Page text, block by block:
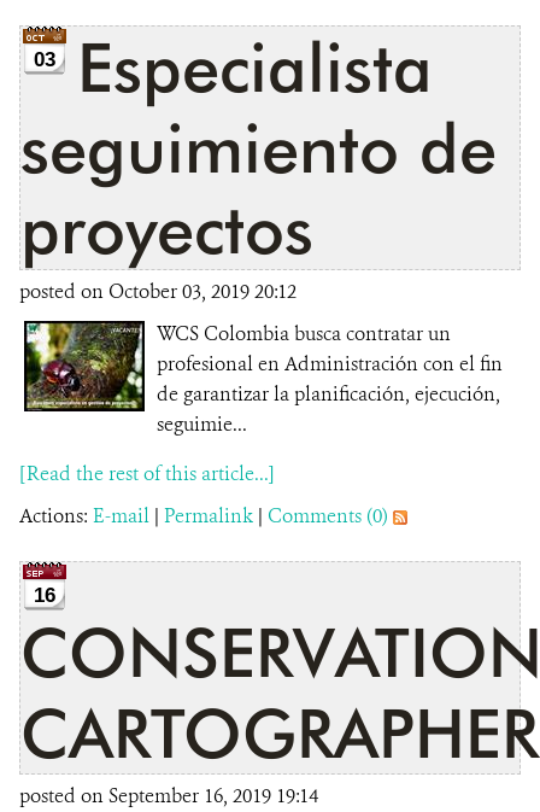
03
Especialista
seguimiento de
proyectos
posted on October 03, 2019 20:12
WCS Colombia busca contratar un
profesional en Administración con el fin
de garantizar la planificación, ejecución,
seguimie...
[Read the rest of this article...]
Actions: E-mail | Permalink | Comments (0)
16
CARTOGRAPHER
posted on September 16, 2019 19:14